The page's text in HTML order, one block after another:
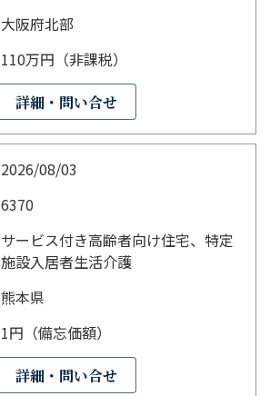
大阪府北部
110万円（非課税）
詳細・問い合せ
2026/08/03
6370
サービス付き高齢者向け住宅、特定
施設入居者生活介護
熊本県
1円（備忘価額）
詳細・問い合せ